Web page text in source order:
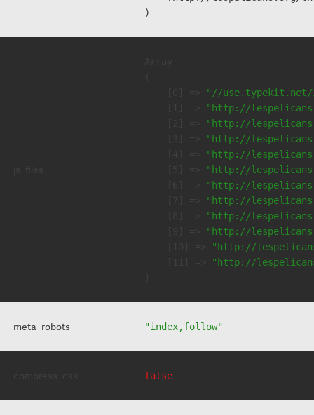
"//
"http://
"http://
"http://
"http://
"http://
"http://
"http://
"http://
"http://
"http://
"http://
meta_robots "index,follow"
false